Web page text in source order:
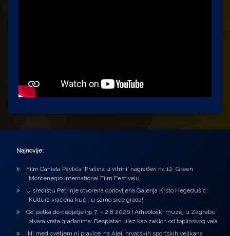
Najnovije:
Film Daniela Pavlića ‘Prašina u vitrini’ nagrađen na 12. Green
Montenegro International Film Festivalu
U središtu Petrinje otvorena obnovljena Galerija Krsto Hegedušić:
Kultura vraćena kući, u samo srce grada!
Od petka do nedjelje (31.7. – 2.8.2026.) Arheološki muzej u Zagrebu
otvara vrata građanima: Besplatan ulaz kao zaklon od toplinskog vala
‘Ni med cvetjem ni pravice’ na Aleji hrvatskih sportskih velikana